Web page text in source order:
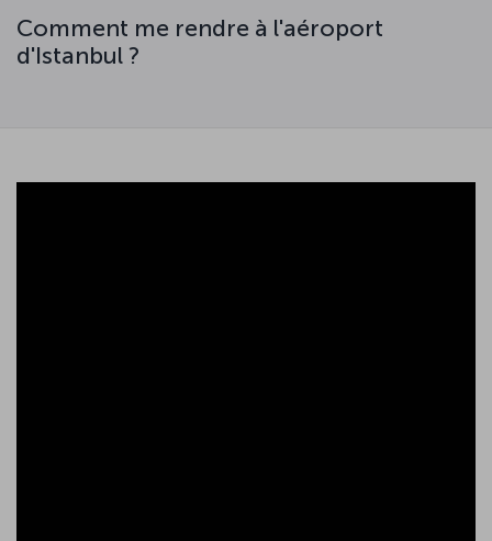
Comment me rendre à l'aéroport
d'Istanbul ?